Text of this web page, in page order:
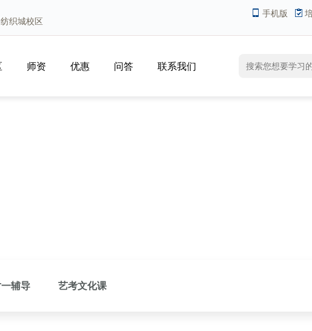
手机版
织城校区
师资 优惠 问答 联系我们
辅导 艺考文化课